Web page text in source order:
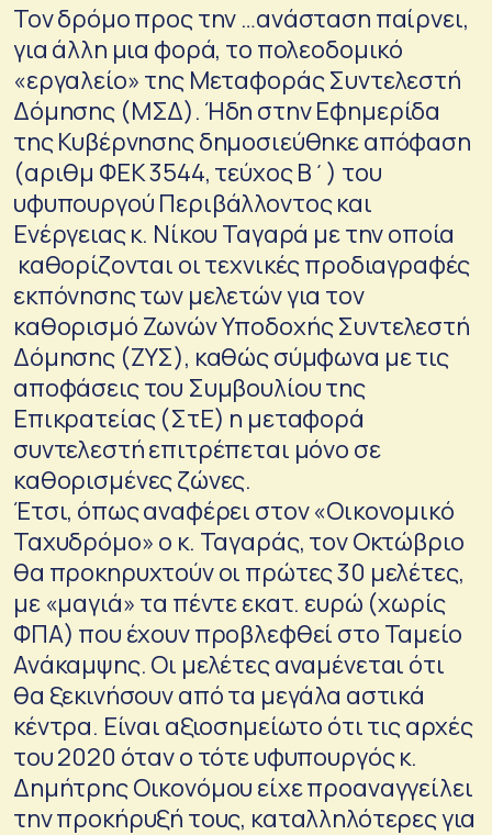
Τον δρόμο προς την …ανάσταση παίρνει,
για άλλη μια φορά, το πολεοδομικό
«εργαλείο» της Μεταφοράς Συντελεστή
Δόμησης (ΜΣΔ). Ήδη στην Εφημερίδα
της Κυβέρνησης δημοσιεύθηκε απόφαση
(αριθμ ΦΕΚ 3544, τεύχος Β΄) του
υφυπουργού Περιβάλλοντος και
Ενέργειας κ. Νίκου Ταγαρά με την οποία
καθορίζονται οι τεχνικές προδιαγραφές
εκπόνησης των μελετών για τον
καθορισμό Ζωνών Υποδοχής Συντελεστή
Δόμησης (ΖΥΣ), καθώς σύμφωνα με τις
αποφάσεις του Συμβουλίου της
Επικρατείας (ΣτΕ) η μεταφορά
συντελεστή επιτρέπεται μόνο σε
καθορισμένες ζώνες.
Έτσι, όπως αναφέρει στον «Οικονομικό
Ταχυδρόμο» ο κ. Ταγαράς, τον Οκτώβριο
θα προκηρυχτούν οι πρώτες 30 μελέτες,
με «μαγιά» τα πέντε εκατ. ευρώ (χωρίς
ΦΠΑ) που έχουν προβλεφθεί στο Ταμείο
Ανάκαμψης. Οι μελέτες αναμένεται ότι
θα ξεκινήσουν από τα μεγάλα αστικά
κέντρα. Είναι αξιοσημείωτο ότι τις αρχές
του 2020 όταν ο τότε υφυπουργός κ.
Δημήτρης Οικονόμου είχε προαναγγείλει
την προκήρυξή τους, καταλληλότερες για